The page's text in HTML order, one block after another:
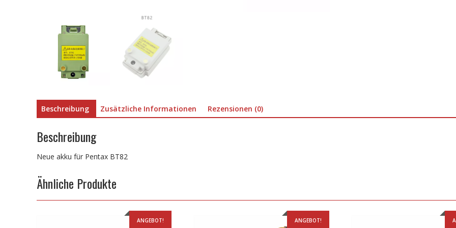
Beschreibung Zusätzliche Informationen Rezensionen (0)
Beschreibung
Neue akku für Pentax BT82
Ähnliche Produkte
ANGEBOT! ANGEBOT!